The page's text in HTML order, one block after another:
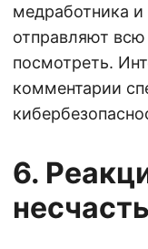
медработника
отправляют
посмотреть.
комментарии
6.